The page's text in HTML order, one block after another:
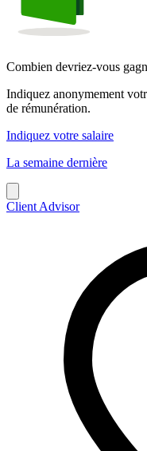
Combien devriez-vous
Indiquez anonymement
de rémunération.
Indiquez votre salaire
La semaine dernière
Client Advisor